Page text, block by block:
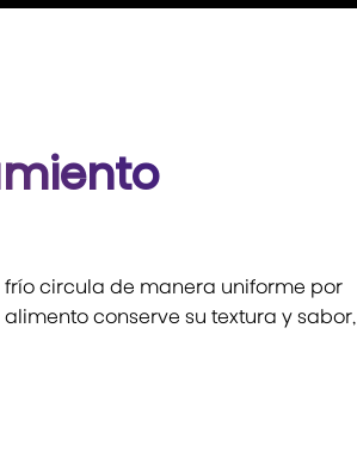
frío circula de manera uniforme por
conserve su textura y sabor,